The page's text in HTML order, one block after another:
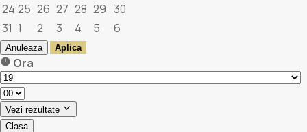
24 25 26 27 28 29 30
31 1 2 3 4 5 6
Anuleaza Aplica
Ora
Vezi rezultate
Clasa